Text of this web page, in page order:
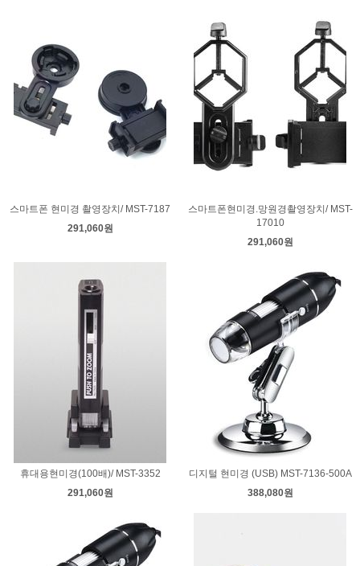
스마트폰 현미경 촬영장치/ MST-7187
291,060원
스마트폰현미경.망원경촬영장치/ MST-
17010
291,060원
휴대용현미경(100배)/ MST-3352
291,060원
디지털 현미경 (USB) MST-7136-500A
388,080원